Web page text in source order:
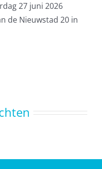
27 juni 2026
de Nieuwstad 20 in